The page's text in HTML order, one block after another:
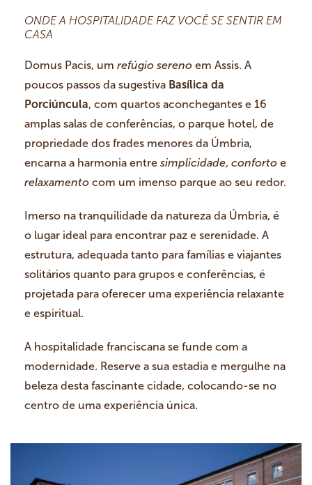
ONDE A HOSPITALIDADE FAZ VOCÊ SE SENTIR EM
CASA
Domus Pacis, um refúgio sereno em Assis. A
poucos passos da sugestiva Basílica da
Porciúncula, com quartos aconchegantes e 16
amplas salas de conferências, o parque hotel, de
propriedade dos frades menores da Úmbria,
encarna a harmonia entre simplicidade, conforto e
relaxamento com um imenso parque ao seu redor.
Imerso na tranquilidade da natureza da Úmbria, é
o lugar ideal para encontrar paz e serenidade. A
estrutura, adequada tanto para famílias e viajantes
solitários quanto para grupos e conferências, é
projetada para oferecer uma experiência relaxante
e espiritual.
A hospitalidade franciscana se funde com a
modernidade. Reserve a sua estadia e mergulhe na
beleza desta fascinante cidade, colocando-se no
centro de uma experiência única.